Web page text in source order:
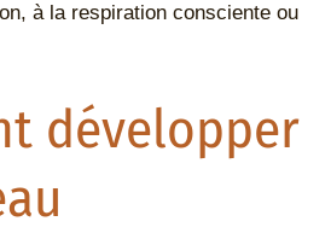
à la respiration consciente ou
développer